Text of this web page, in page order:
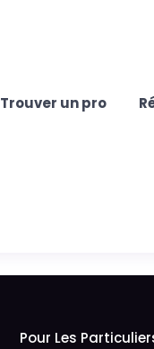
Trouver un pro
Pour Les